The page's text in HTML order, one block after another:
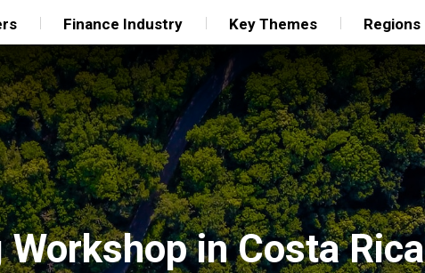
Finance Industry Key Themes Regions
in Costa Rica